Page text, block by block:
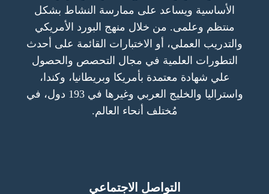
الأساسية ويساعد على ممارسة النشاط بشكل
منتظم وعلمى. من خلال منهج البورد الأمريكي
والتدريب العملي، أو الاختبارات القائمة على أحدث
التطورات العلمية في مجال التحصص والحصول
علي شهادة معتمدة بأمريكا وبريطانيا، وكندا،
واستراليا والخليج العربي وغيرها في 193 دول، في
مُختلف أنحاء العالم.
التواصل الاجتماعي